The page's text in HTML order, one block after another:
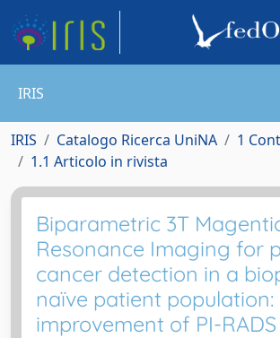
IRIS
IRIS Catalogo Ricerca UniNA
1
1.1 Articolo in rivista
Biparametric 3T
Resonance Imaging for
cancer detection in a
naïve patient
improvement of PI-RADS